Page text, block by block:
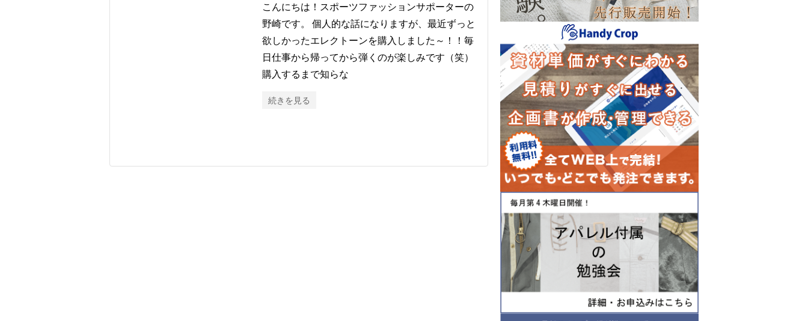
こんにちは！スポーツファッションサポーターの
野崎です。 個人的な話になりますが、最近ずっと
欲しかったエレクトーンを購入しました～！！毎
日仕事から帰ってから弾くのが楽しみです（笑）
購入するまで知らな
続きを見る